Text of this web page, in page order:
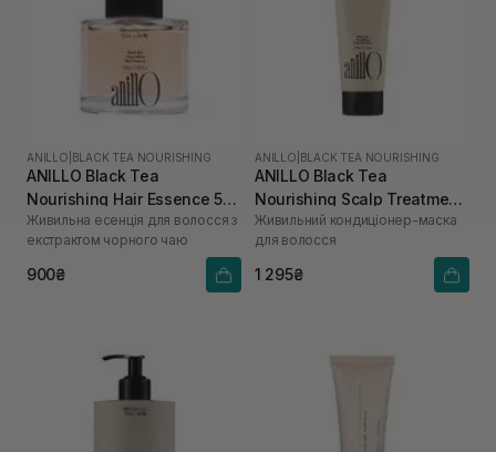
ANILLO BLACK TEA NOURISHING
ANILLO Black Tea
Nourishing Hair Essence 50
мл
Живильна есенція для волосся з
екстрактом чорного чаю
900₴
ANILLO BLACK TEA NOURISHING
ANILLO Black Tea
Nourishing Scalp Treatment
150 мл
Живильний кондиціонер-маска
для волосся
1 295₴